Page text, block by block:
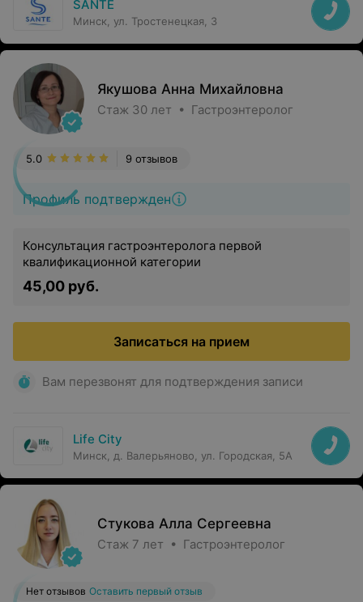
SANTE
Минск, ул. Тростенецкая, 3
Якушова Анна Михайловна
Стаж 30 лет • Гастроэнтеролог
Профиль подтвержден
9 отзывов
5.0
Консультация гастроэнтеролога первой
квалификационной категории
45,00 руб.
Записаться на прием
Вам перезвонят для подтверждения записи
Life City
Минск, д. Валерьяново, ул. Городская, 5А
Стукова Алла Сергеевна
Стаж 7 лет • Гастроэнтеролог
Нет отзывов Оставить первый отзыв